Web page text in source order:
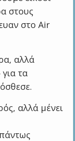
στους
στο Air
αλλά
τα
αλλά μένει